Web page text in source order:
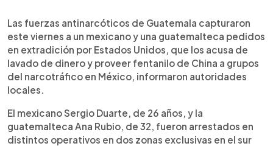
Escuchar artículo
Las fuerzas antinarcóticos de Guatemala capturaron
este viernes a un mexicano y una guatemalteca pedidos
en extradición por Estados Unidos, que los acusa de
lavado de dinero y proveer fentanilo de China a grupos
del narcotráfico en México, informaron autoridades
locales.
El mexicano Sergio Duarte, de 26 años, y la
guatemalteca Ana Rubio, de 32, fueron arrestados en
distintos operativos en dos zonas exclusivas en el sur